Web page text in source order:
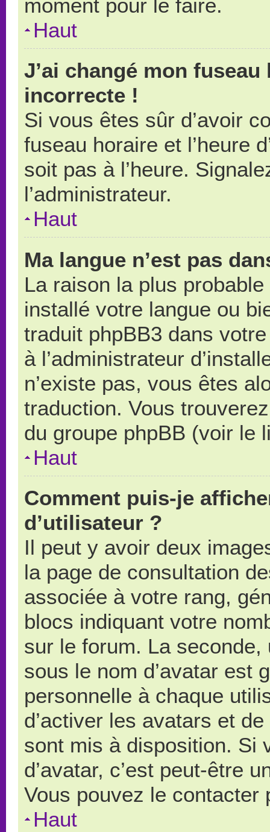
moment pour le faire.
Haut
J’ai changé mon
incorrecte !
Si vous êtes sûr d’avoir
fuseau horaire et l’heure
soit pas à l’heure.
l’administrateur.
Haut
Ma langue n’est pas
La raison la plus probable
installé votre langue ou
traduit phpBB3 dans
à l’administrateur
n’existe pas, vous êtes
traduction. Vous
du groupe phpBB (voir le
Haut
Comment puis-je
d’utilisateur ?
Il peut y avoir deux
la page de consultation
associée à votre rang,
blocs indiquant votre
sur le forum. La
sous le nom d’avatar est
personnelle à chaque
d’activer les avatars et
sont mis à disposition. Si
d’avatar, c’est peut-être
Vous pouvez le contacter
Haut